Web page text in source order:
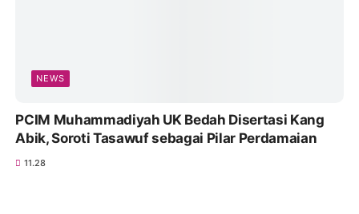
NEWS
PCIM Muhammadiyah UK Bedah Disertasi Kang
Abik, Soroti Tasawuf sebagai Pilar Perdamaian
11.28